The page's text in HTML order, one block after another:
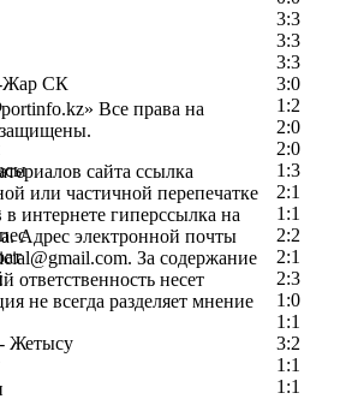
3:3
3:3
3:3
Жар СК
3:0
1:2
2:0
2:0
1:3
2:1
1:1
2:2
2:1
2:3
1:0
1:1
Жетысу
3:2
1:1
1:1
Все права на
защищены.
сайта ссылка
или частичной перепечатке
интернете гиперссылка на
Адрес электронной почты
За содержание
ответственность несет
не всегда разделяет мнение